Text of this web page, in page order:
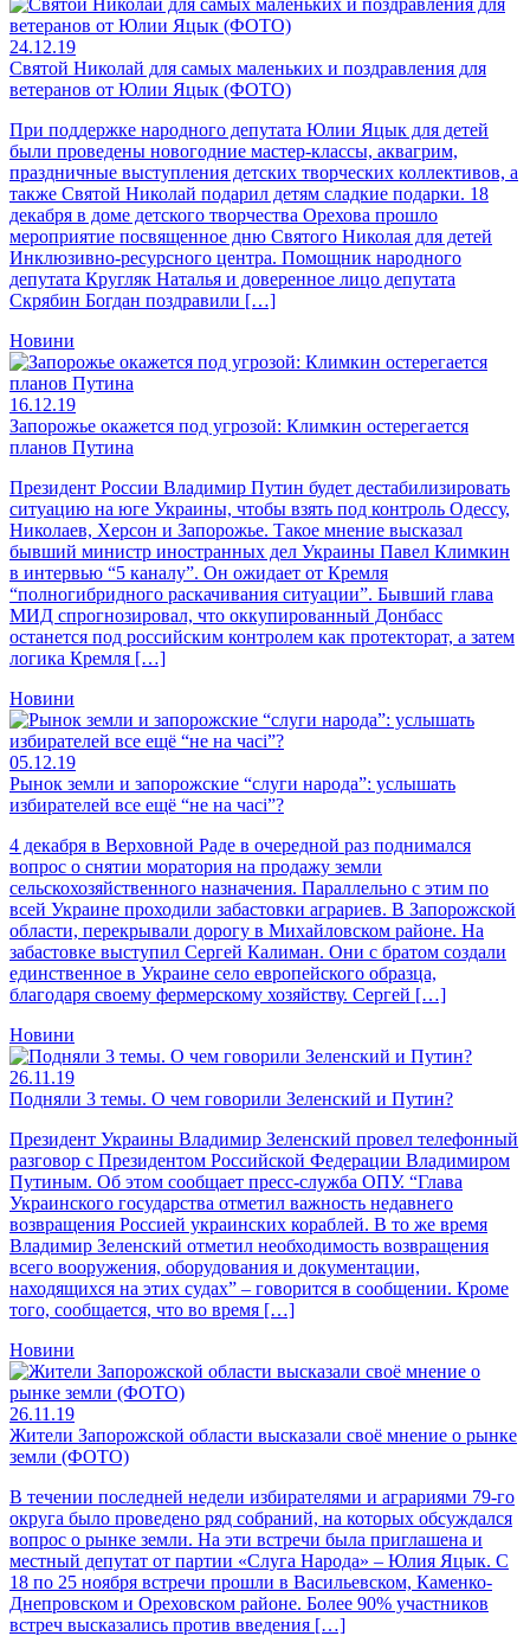
24.12.19
Святой Николай для самых маленьких и поздравления для
ветеранов от Юлии Яцык (ФОТО)
При поддержке народного депутата Юлии Яцык для детей
были проведены новогодние мастер-классы, аквагрим,
праздничные выступления детских творческих коллективов, а
также Святой Николай подарил детям сладкие подарки. 18
декабря в доме детского творчества Орехова прошло
мероприятие посвященное дню Святого Николая для детей
Инклюзивно-ресурсного центра. Помощник народного
депутата Кругляк Наталья и доверенное лицо депутата
Скрябин Богдан поздравили […]
Новини
16.12.19
Запорожье окажется под угрозой: Климкин остерегается
планов Путина
Президент России Владимир Путин будет дестабилизировать
ситуацию на юге Украины, чтобы взять под контроль Одессу,
Николаев, Херсон и Запорожье. Такое мнение высказал
бывший министр иностранных дел Украины Павел Климкин
в интервью “5 каналу”. Он ожидает от Кремля
“полногибридного раскачивания ситуации”. Бывший глава
МИД спрогнозировал, что оккупированный Донбасс
останется под российским контролем как протекторат, а затем
логика Кремля […]
Новини
05.12.19
Рынок земли и запорожские “слуги народа”: услышать
избирателей все ещё “не на часі”?
4 декабря в Верховной Раде в очередной раз поднимался
вопрос о снятии моратория на продажу земли
сельскохозяйственного назначения. Параллельно с этим по
всей Украине проходили забастовки аграриев. В Запорожской
области, перекрывали дорогу в Михайловском районе. На
забастовке выступил Сергей Калиман. Они с братом создали
единственное в Украине село европейского образца,
благодаря своему фермерскому хозяйству. Сергей […]
Новини
26.11.19
Подняли 3 темы. О чем говорили Зеленский и Путин?
Президент Украины Владимир Зеленский провел телефонный
разговор с Президентом Российской Федерации Владимиром
Путиным. Об этом сообщает пресс-служба ОПУ. “Глава
Украинского государства отметил важность недавнего
возвращения Россией украинских кораблей. В то же время
Владимир Зеленский отметил необходимость возвращения
всего вооружения, оборудования и документации,
находящихся на этих судах” – говорится в сообщении. Кроме
того, сообщается, что во время […]
Новини
26.11.19
Жители Запорожской области высказали своё мнение о рынке
земли (ФОТО)
В течении последней недели избирателями и аграриями 79-го
округа было проведено ряд собраний, на которых обсуждался
вопрос о рынке земли. На эти встречи была приглашена и
местный депутат от партии «Слуга Народа» – Юлия Яцык. С
18 по 25 ноября встречи прошли в Васильевском, Каменко-
Днепровском и Ореховском районе. Более 90% участников
встреч высказались против введения […]